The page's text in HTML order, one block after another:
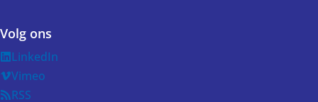
Volg ons
LinkedIn
Vimeo
RSS